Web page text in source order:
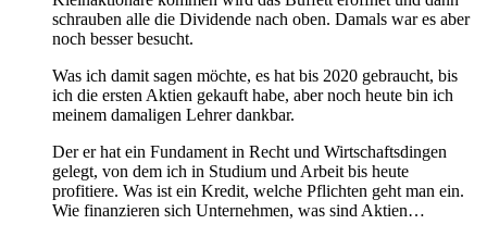
schrauben alle die Dividende nach oben. Damals war es aber
noch besser besucht.
Was ich damit sagen möchte, es hat bis 2020 gebraucht, bis
ich die ersten Aktien gekauft habe, aber noch heute bin ich
meinem damaligen Lehrer dankbar.
Der er hat ein Fundament in Recht und Wirtschaftsdingen
gelegt, von dem ich in Studium und Arbeit bis heute
profitiere. Was ist ein Kredit, welche Pflichten geht man ein.
Wie finanzieren sich Unternehmen, was sind Aktien…